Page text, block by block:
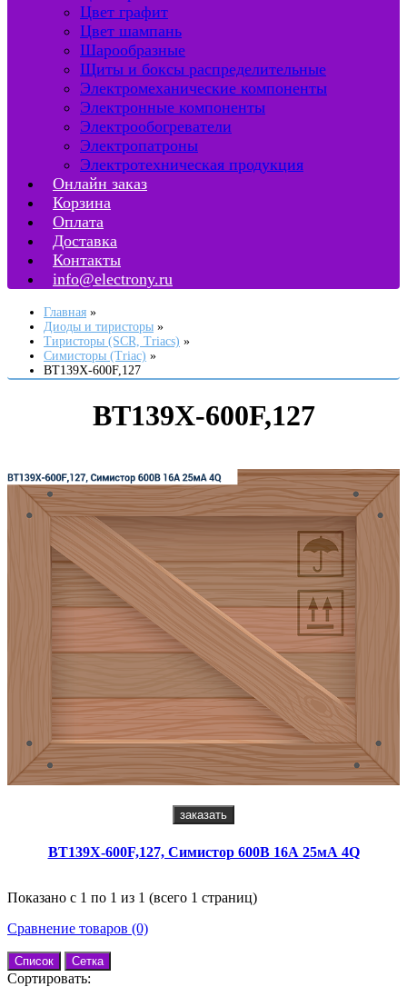
Цвет графит
Цвет шампань
Шарообразные
Щиты и боксы распределительные
Электромеханические компоненты
Электронные компоненты
Электрообогреватели
Электропатроны
Электротехническая продукция
Онлайн заказ
Корзина
Оплата
Доставка
Контакты
info@electrony.ru
Главная
Диоды и тиристоры
Тиристоры (SCR, Triacs)
Симисторы (Triac)
BT139X-600F,127
BT139X-600F,127
заказать
BT139X-600F,127, Симистор 600В 16А 25мА 4Q
Показано с 1 по 1 из 1 (всего 1 страниц)
Сравнение товаров (0)
Список Сетка
Сортировать: